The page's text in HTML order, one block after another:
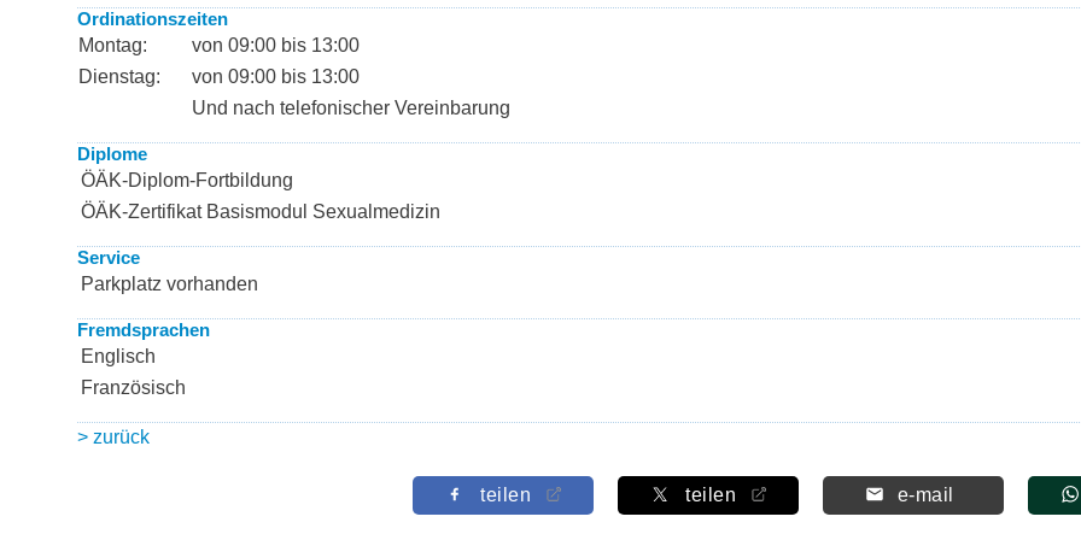
Ordinationszeiten
Montag:
von 09:00 bis 13:00
Dienstag:
von 09:00 bis 13:00
Und nach telefonischer Vereinbarung
Diplome
ÖÄK-Diplom-Fortbildung
ÖÄK-Zertifikat Basismodul Sexualmedizin
Service
Parkplatz vorhanden
Fremdsprachen
Englisch
Französisch
> zurück
teilen teilen e-mail